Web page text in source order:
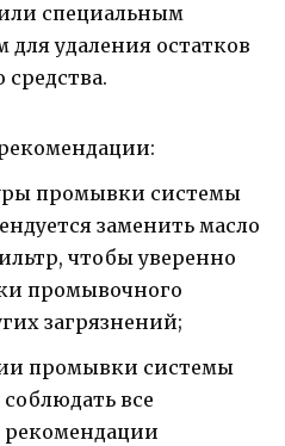
специальным
для удаления остатков
промывки системы
заменить масло
чтобы уверенно
промывочного
загрязнений;
промывки системы
все